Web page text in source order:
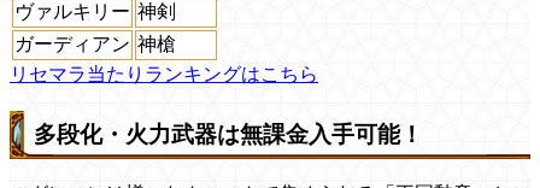
ヴァルキリー 神剣
ガーディアン 神槍
リセマラ当たりランキングはこちら
多段化・火力武器は無課金入手可能！